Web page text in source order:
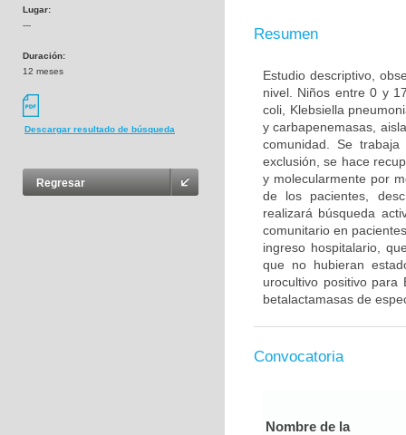
Lugar:
---
Duración:
12 meses
Descargar resultado de búsqueda
Regresar
Resumen
Estudio descriptivo,
nivel. Niños entre 0 y
coli, Klebsiella
y carbapenemasas,
comunidad. Se
exclusión, se hace
y molecularmente por
de los pacientes,
realizará búsqueda
comunitario en
ingreso hospitalario,
que no hubieran
urocultivo positivo
betalactamasas de
Convocatoria
Nombre de la